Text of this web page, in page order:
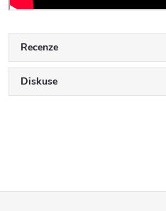
Recenze
Diskuse